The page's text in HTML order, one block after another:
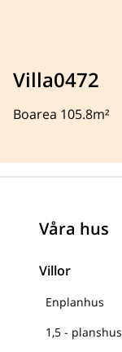
Villa0472
Boarea 105.8m²
Våra hus
Villor
Enplanhus
1,5 - planshus